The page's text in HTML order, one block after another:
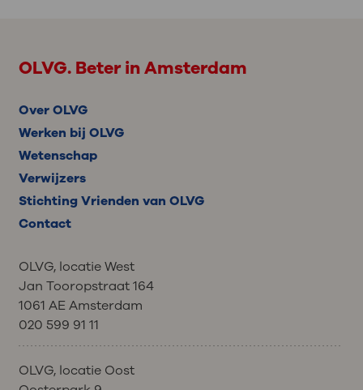
OLVG. Beter in Amsterdam
Over OLVG
Werken bij OLVG
Wetenschap
Verwijzers
Stichting Vrienden van OLVG
Contact
OLVG, locatie West
Jan Tooropstraat 164
1061 AE Amsterdam
020 599 91 11
OLVG, locatie Oost